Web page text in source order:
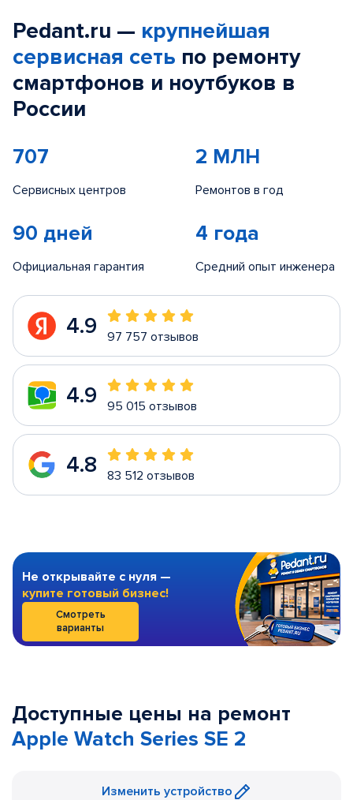
Pedant.ru — крупнейшая
сервисная сеть по ремонту
смартфонов и ноутбуков в
России
707
Сервисных центров
2 МЛН
Ремонтов в год
90 дней
Официальная гарантия
4 года
Средний опыт инженера
4.9 97 757 отзывов
4.9 95 015 отзывов
4.8 83 512 отзывов
Не открывайте с нуля —
купите готовый бизнес!
Смотреть
варианты
Доступные цены на ремонт
Apple Watch Series SE 2
Изменить устройство